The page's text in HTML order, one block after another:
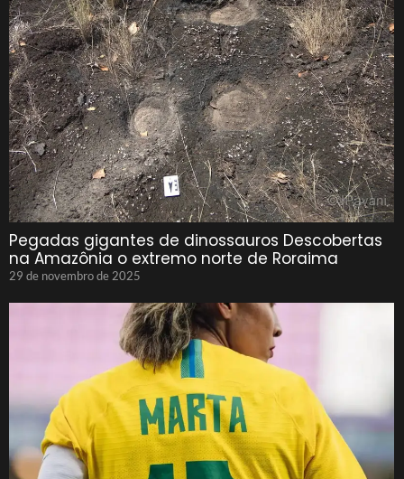
Pegadas gigantes de dinossauros Descobertas
na Amazônia o extremo norte de Roraima
29 de novembro de 2025